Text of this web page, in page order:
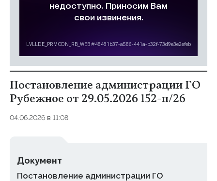
Постановление администрации ГО
Рубежное от 29.05.2026 152-п/26
04.06.2026 в 11:08
Документ
Постановление администрации ГО